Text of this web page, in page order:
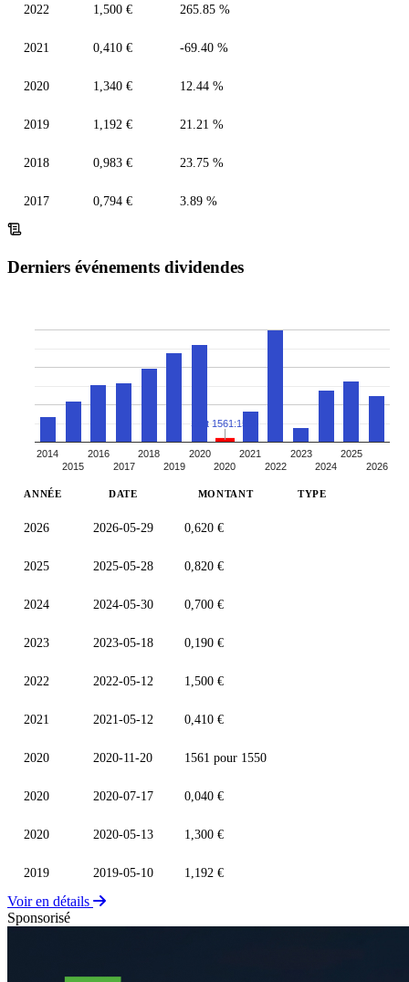
2022 1,500 € 265.85 %
2021 0,410 € -69.40 %
2020 1,340 € 12.44 %
2019 1,192 € 21.21 %
2018 0,983 € 23.75 %
2017 0,794 € 3.89 %
Derniers événements dividendes
2014
2015
2016
2017
2018
2019
2020
2020
2021
2022
2023
2024
2025
2026
Split 1561:1550
ANNÉE DATE MONTANT TYPE
2026 2026-05-29 0,620 €
2025 2025-05-28 0,820 €
2024 2024-05-30 0,700 €
2023 2023-05-18 0,190 €
2022 2022-05-12 1,500 €
2021 2021-05-12 0,410 €
2020 2020-11-20 1561 pour 1550
2020 2020-07-17 0,040 €
2020 2020-05-13 1,300 €
2019 2019-05-10 1,192 €
Voir en détails
Sponsorisé